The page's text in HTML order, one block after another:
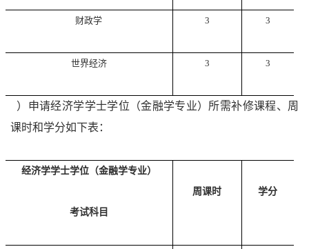
财政学 3 3
世界经济 3 3
）申请经济学学士学位（金融学专业）所需补修课程、周
课时和学分如下表：
经济学学士学位（金融学专业）
考试科目
周课时 学分